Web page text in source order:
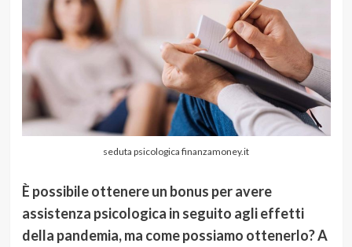
seduta psicologica finanzamoney.it
È possibile ottenere un bonus per avere
assistenza psicologica in seguito agli effetti
della pandemia, ma come possiamo ottenerlo? A